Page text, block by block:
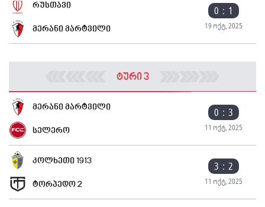
რუსთავი 0 : 1
19 ოქტ, 2025
მერანი მარტვილი
ტური 3
მერანი მარტვილი 0 : 3
11 ოქტ, 2025
სელერო
კოლხეთი 1913 3 : 2
11 ოქტ, 2025
ტორპედო 2